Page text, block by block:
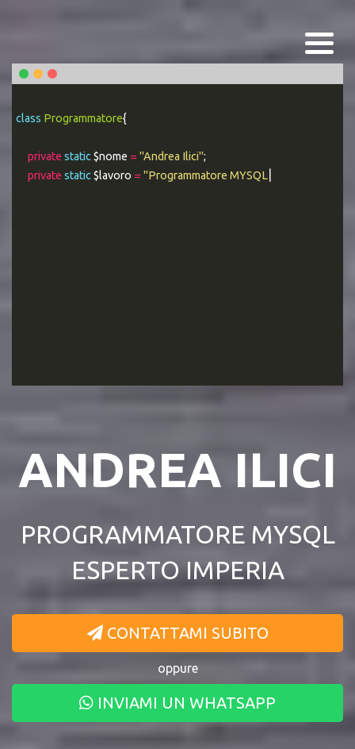
class Programmatore{
private static$nome = "Andrea Ilici";
private static$lavoro = "Programmatore MYSQL Esperto"
ANDREA ILICI
PROGRAMMATORE MYSQL
ESPERTO IMPERIA
CONTATTAMI SUBITO
oppure
INVIAMI UN WHATSAPP